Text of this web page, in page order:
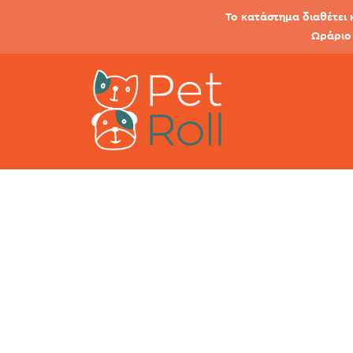
Το κατάστημα